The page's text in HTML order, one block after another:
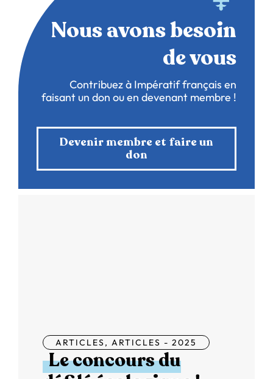
Nous avons besoin
de vous
Contribuez à Impératif français en
faisant un don ou en devenant membre !
Devenir membre et faire un
don
ARTICLES, ARTICLES - 2025
Le concours du